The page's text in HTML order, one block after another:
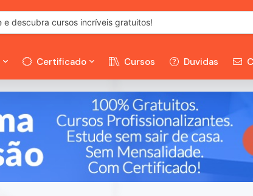
Certificado Cursos Duvidas